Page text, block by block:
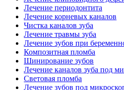
Лечение периодонтита
Лечение корневых каналов
Чистка каналов зуба
Лечение травмы зуба
Лечение зубов при
Композитная пломба
Шинирование зубов
Лечение каналов зуба под
Световая пломба
Лечение зубов под